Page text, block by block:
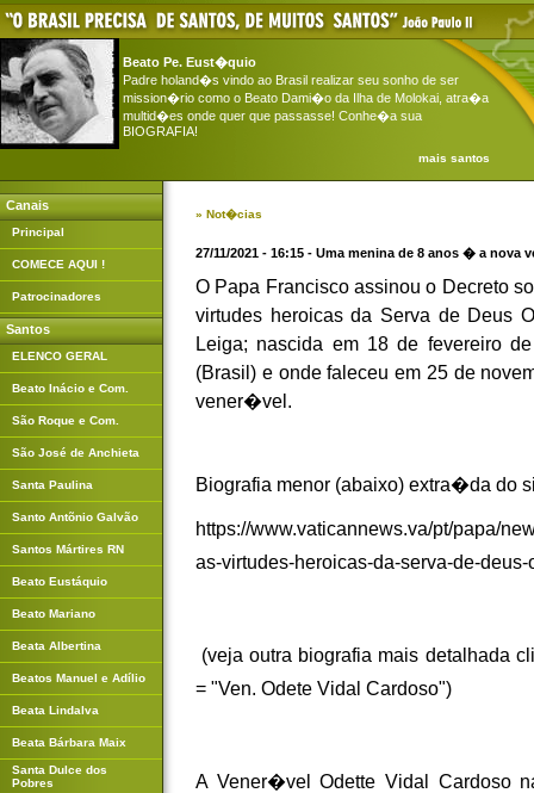
Beato Pe. Eust�quio
Padre holand�s vindo ao Brasil realizar seu sonho de ser
mission�rio como o Beato Dami�o da Ilha de Molokai, atra�a
multid�es onde quer que passasse! Conhe�a sua
BIOGRAFIA!
mais santos
Canais
Principal
COMECE AQUI !
Patrocinadores
Santos
ELENCO GERAL
Beato Inácio e Com.
São Roque e Com.
São José de Anchieta
Santa Paulina
Santo Antõnio Galvão
Santos Mártires RN
Beato Eustáquio
Beato Mariano
Beata Albertina
Beatos Manuel e Adílio
Beata Lindalva
Beata Bárbara Maix
Santa Dulce dos
Pobres
» Not�cias
27/11/2021 - 16:15 - Uma menina de 8 anos � a nova
O Papa Francisco assinou o Decreto
virtudes heroicas da Serva de Deus
Leiga; nascida em 18 de fevereiro
(Brasil) e onde faleceu em 25 de
vener�vel.
Biografia menor (abaixo) extra�da do
https://www.vaticannews.va/pt/papa/
as-virtudes-heroicas-da-serva-de-
(veja outra biografia mais detalhada
= "Ven. Odete Vidal Cardoso")
A Vener�vel Odette Vidal Cardoso